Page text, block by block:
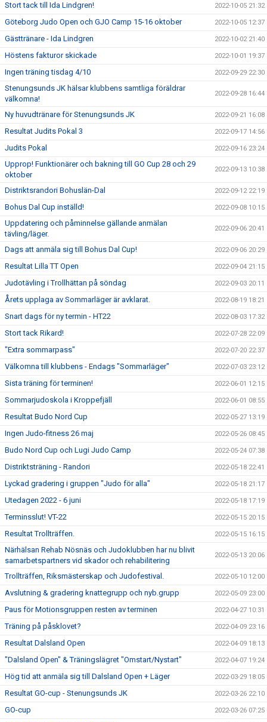
Stort tack till Ida Lindgren! 2022-10-05 21:32
Göteborg Judo Open och GJO Camp 15-16 oktober 2022-10-05 12:37
Gästtränare - Ida Lindgren 2022-10-02 21:40
Höstens fakturor skickade 2022-10-01 19:37
Ingen träning tisdag 4/10 2022-09-29 22:30
Stenungsunds JK hälsar klubbens samtliga föräldrar
välkomna!
2022-09-28 16:44
Ny huvudtränare för Stenungsunds JK 2022-09-21 16:08
Resultat Judits Pokal 3 2022-09-17 14:56
Judits Pokal 2022-09-16 23:24
Upprop! Funktionärer och bakning till GO Cup 28 och 29
oktober
2022-09-13 10:38
Distriktsrandori Bohuslän-Dal 2022-09-12 22:19
Bohus Dal Cup inställd! 2022-09-08 10:15
Uppdatering och påminnelse gällande anmälan
tävling/läger.
2022-09-06 20:41
Dags att anmäla sig till Bohus Dal Cup! 2022-09-06 20:29
Resultat Lilla TT Open 2022-09-04 21:15
Judotävling i Trollhättan på söndag 2022-09-03 20:11
Årets upplaga av Sommarläger är avklarat. 2022-08-19 18:21
Snart dags för ny termin - HT22 2022-08-03 17:32
Stort tack Rikard! 2022-07-28 22:09
"Extra sommarpass" 2022-07-20 22:37
Välkomna till klubbens - Endags "Sommarläger" 2022-07-03 23:12
Sista träning för terminen! 2022-06-01 12:15
Sommarjudoskola i Kroppefjäll 2022-06-01 08:55
Resultat Budo Nord Cup 2022-05-27 13:19
Ingen Judo-fitness 26 maj 2022-05-26 08:45
Budo Nord Cup och Lugi Judo Camp 2022-05-24 07:38
Distriktsträning - Randori 2022-05-18 22:41
Lyckad gradering i gruppen "Judo för alla" 2022-05-18 21:17
Utedagen 2022 - 6 juni 2022-05-18 17:19
Terminsslut! VT-22 2022-05-15 20:15
Resultat Trollträffen. 2022-05-15 16:15
Närhälsan Rehab Nösnäs och Judoklubben har nu blivit
samarbetspartners vid skador och rehabilitering
2022-05-13 20:06
Trollträffen, Riksmästerskap och Judofestival. 2022-05-10 12:00
Avslutning & gradering knattegrupp och nyb.grupp 2022-05-09 23:00
Paus för Motionsgruppen resten av terminen 2022-04-27 10:31
Träning på påsklovet? 2022-04-09 23:16
Resultat Dalsland Open 2022-04-09 18:13
"Dalsland Open" & Träningslägret "Omstart/Nystart" 2022-04-07 19:24
Hög tid att anmäla sig till Dalsland Open + Läger 2022-03-29 18:05
Resultat GO-cup - Stenungsunds JK 2022-03-26 22:10
GO-cup 2022-03-26 07:25